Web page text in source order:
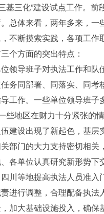
基三化”建设试点工作。
总体来看，两年多来，
不断摸索实践，各项工
个方面的突出特点：
导班子对执法工作和队
务同部署、同落实、同
工作。一些单位领导班
些地区在财力十分紧张
建设出现了新起色，基
部门的大力支持密切相关
单位认真研究新形势下
川等地提高执法人员准
进行调整，合理配备执
加大基础设施投入，确